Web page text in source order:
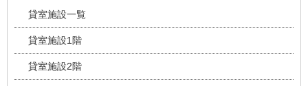
貸室施設一覧
貸室施設1階
貸室施設2階